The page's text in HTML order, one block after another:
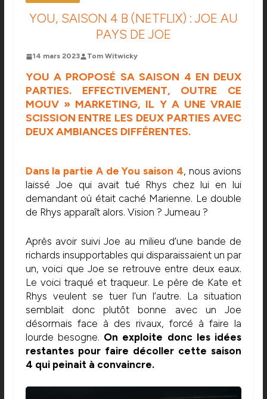
YOU, SAISON 4 B (NETFLIX) : JOE AU
PAYS DE JOE
14 mars 2023 Tom Witwicky
YOU A PROPOSÉ SA SAISON 4 EN DEUX
PARTIES. EFFECTIVEMENT, OUTRE CE
MOUV » MARKETING, IL Y A UNE VRAIE
SCISSION ENTRE LES DEUX PARTIES AVEC
DEUX AMBIANCES DIFFÉRENTES.
Dans la partie A de You saison 4, nous avions
laissé Joe qui avait tué Rhys chez lui en lui
demandant où était caché Marienne. Le double
de Rhys apparaît alors. Vision ? Jumeau ?
Après avoir suivi Joe au milieu d’une bande de
richards insupportables qui disparaissaient un par
un, voici que Joe se retrouve entre deux eaux.
Le voici traqué et traqueur. Le père de Kate et
Rhys veulent se tuer l’un l’autre. La situation
semblait donc plutôt bonne avec un Joe
désormais face à des rivaux, forcé à faire la
lourde besogne. On exploite donc les idées
restantes pour faire décoller cette saison
4 qui peinait à convaincre.